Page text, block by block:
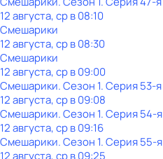
12 августа, ср в 08:10
Смешарики
12 августа, ср в 08:30
Смешарики
12 августа, ср в 09:00
Смешарики. Сезон 1. Серия 53-я
12 августа, ср в 09:08
Смешарики. Сезон 1. Серия 54-я
12 августа, ср в 09:16
Смешарики. Сезон 1. Серия 55-я
12 августа, ср в 09:25